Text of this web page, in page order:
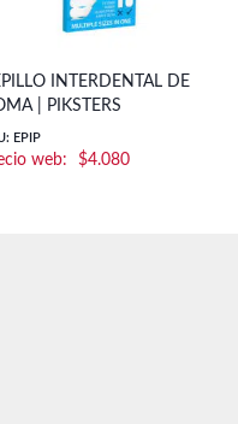
INTERDENTAL DE
| PIKSTERS
EPIP
$4.080